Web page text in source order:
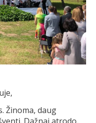
Žinoma, daug